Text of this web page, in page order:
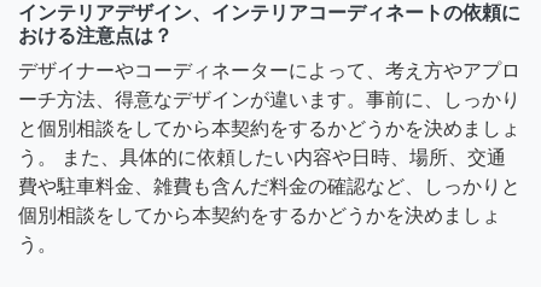
インテリアデザイン、インテリアコーディネートの依頼に
おける注意点は？
デザイナーやコーディネーターによって、考え方やアプロ
ーチ方法、得意なデザインが違います。事前に、しっかり
と個別相談をしてから本契約をするかどうかを決めましょ
う。 また、具体的に依頼したい内容や日時、場所、交通
費や駐車料金、雑費も含んだ料金の確認など、しっかりと
個別相談をしてから本契約をするかどうかを決めましょ
う。